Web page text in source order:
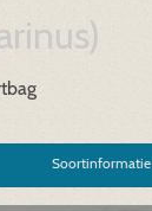
Soortinformatie